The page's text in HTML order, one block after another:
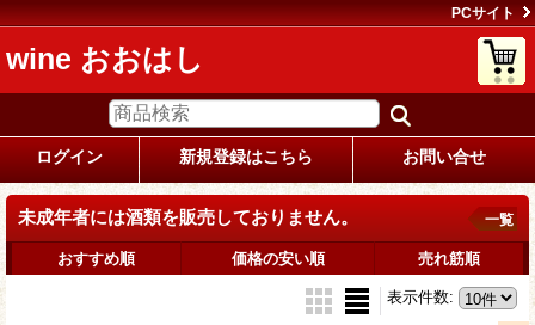
PCサイト
wine おおはし
ログイン 新規登録はこちら お問い合せ
未成年者には酒類を販売しておりません。 一覧
おすすめ順 価格の安い順 売れ筋順
表示件数: